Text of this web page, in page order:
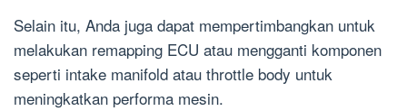
Selain itu, Anda juga dapat mempertimbangkan untuk
melakukan remapping ECU atau mengganti komponen
seperti intake manifold atau throttle body untuk
meningkatkan performa mesin.